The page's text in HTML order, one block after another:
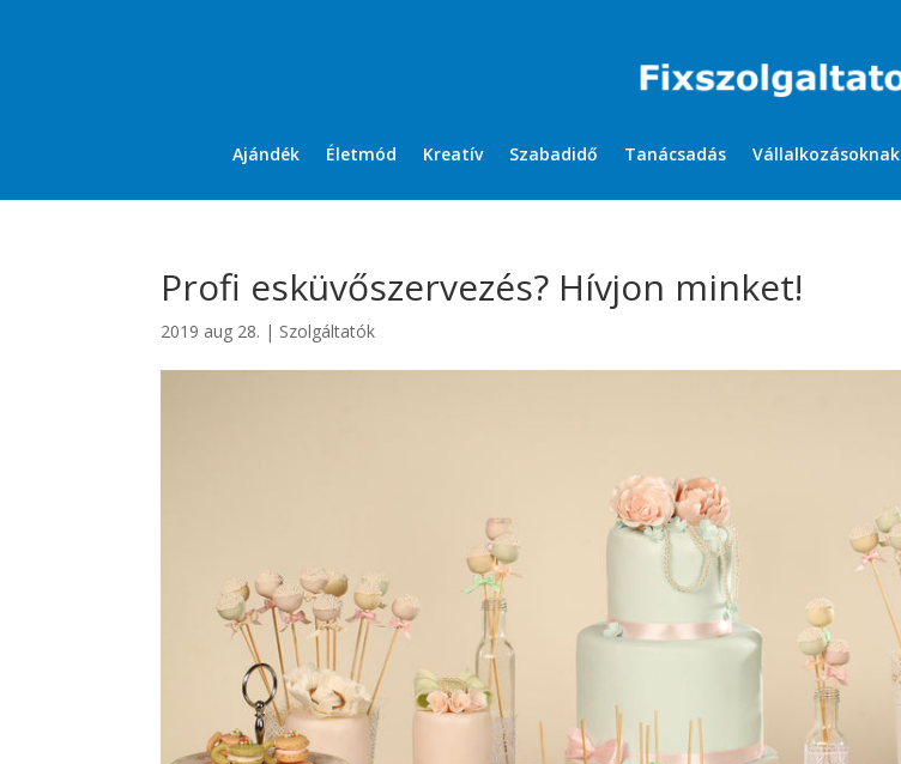
Ajándék Életmód Kreatív Szabadidő Tanácsadás Vállalkozásoknak
Profi esküvőszervezés? Hívjon minket!
2019 aug 28. | Szolgáltatók